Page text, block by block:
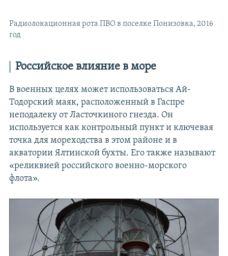
Радиолокационная рота ПВО в поселке Понизовка, 2016
год
Российское влияние в море
В военных целях может использоваться Ай-
Тодорский маяк, расположенный в Гаспре
неподалеку от Ласточкиного гнезда. Он
используется как контрольный пункт и ключевая
точка для мореходства в этом районе и в
акватории Ялтинской бухты. Его также называют
«реликвией российского военно-морского
флота».